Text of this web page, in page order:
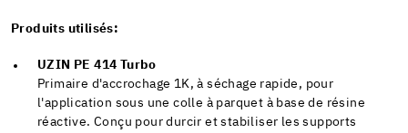
Produits utilisés:
UZIN PE 414 Turbo
Primaire d'accrochage 1K, à séchage rapide, pour
l'application sous une colle à parquet à base de résine
réactive. Conçu pour durcir et stabiliser les supports